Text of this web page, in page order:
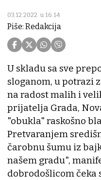
03.12.2022. u 16:14
Piše: Redakcija
U skladu sa sve
sloganom, u potrazi
na radost malih i
prijatelja Grada,
"obukla" raskošno
Pretvaranjem
čarobnu šumu iz
našem gradu",
dobrodošlicom čeka